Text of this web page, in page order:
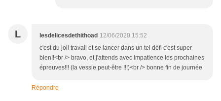
L lesdelicesdethithoad 12/06/2020 15:52
c'est du joli travail et se lancer dans un tel défi c'est super
bien!!<br /> bravo, et j'attends avec impatience les prochaines
épreuves!!! (la vessie peut-être !!!)<br /> bonne fin de journée
Répondre